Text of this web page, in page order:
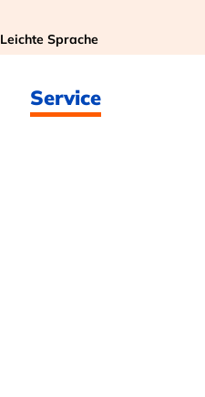
Leichte Sprache
Service